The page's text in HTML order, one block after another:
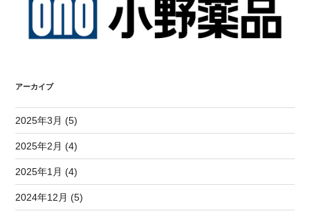
アーカイブ
2025年3月 (5)
2025年2月 (4)
2025年1月 (4)
2024年12月 (5)